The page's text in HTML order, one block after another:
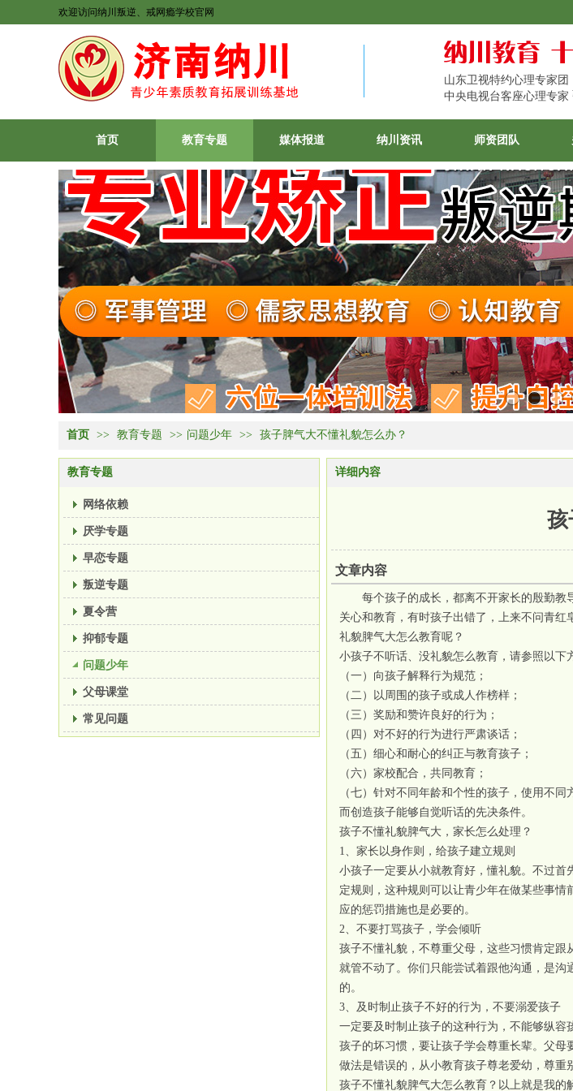
山东卫视特约心理专家团
中央电视台客座心理专家
欢迎访问纳川叛逆、戒网瘾学校官网
首页 教育专题 媒体报道 纳川资讯 师资团队
首页 >> 教育专题 >> 问题少年 >> 孩子脾气大不懂礼貌怎么办？
教育专题
网络依赖
厌学专题
早恋专题
叛逆专题
夏令营
抑郁专题
问题少年
父母课堂
常见问题
详细内容
孩
文章内容
每个孩子的成长，都离不开家长的殷勤教
关心和教育，有时孩子出错了，上来不问青
礼貌脾气大怎么教育呢？
小孩子不听话、没礼貌怎么教育，请参照以下
（一）向孩子解释行为规范；
（二）以周围的孩子或成人作榜样；
（三）奖励和赞许良好的行为；
（四）对不好的行为进行严肃谈话；
（五）细心和耐心的纠正与教育孩子；
（六）家校配合，共同教育；
（七）针对不同年龄和个性的孩子，使用不
而创造孩子能够自觉听话的先决条件。
孩子不懂礼貌脾气大，家长怎么处理？
1、家长以身作则，给孩子建立规则
小孩子一定要从小就教育好，懂礼貌。不过首
定规则，这种规则可以让青少年在做某些事
应的惩罚措施也是必要的。
2、不要打骂孩子，学会倾听
孩子不懂礼貌，不尊重父母，这些习惯肯定跟
就管不动了。你们只能尝试着跟他沟通，是
的。
3、及时制止孩子不好的行为，不要溺爱孩子
一定要及时制止孩子的这种行为，不能够纵
孩子的坏习惯，要让孩子学会尊重长辈。父
做法是错误的，从小教育孩子尊老爱幼，尊重
孩子不懂礼貌脾气大怎么教育？以上就是我的